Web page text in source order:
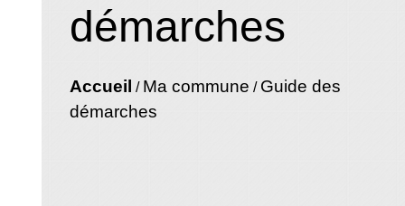
démarches
Accueil / Ma commune / Guide des
démarches